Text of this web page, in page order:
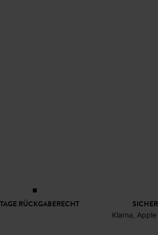
RÜCKGABERECHT
Klarna,